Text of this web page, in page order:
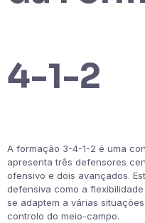
4-1-2
A formação 3-4-1-2 é uma
apresenta três defensores
ofensivo e dois avançados.
defensiva como a
se adaptem a várias
controlo do meio-campo.